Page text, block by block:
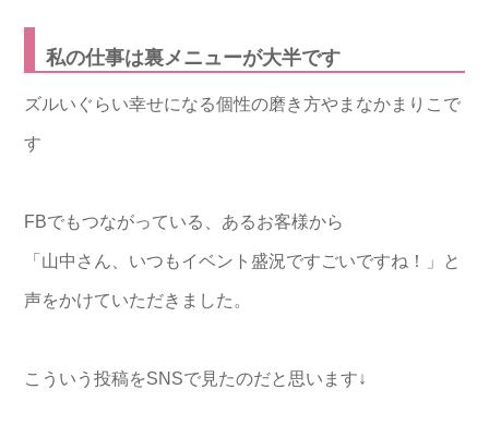
私の仕事は裏メニューが大半です
ズルいぐらい幸せになる個性の磨き方やまなかまりこで
す
FBでもつながっている、あるお客様から
「山中さん、いつもイベント盛況ですごいですね！」と
声をかけていただきました。
こういう投稿をSNSで見たのだと思います↓